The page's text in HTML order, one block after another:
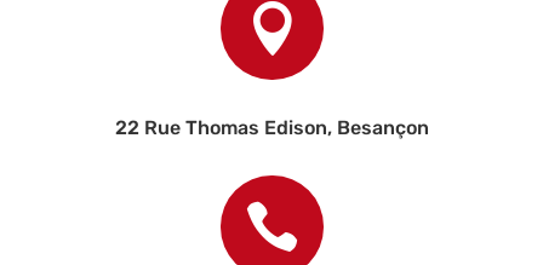

22 Rue Thomas Edison, Besançon
